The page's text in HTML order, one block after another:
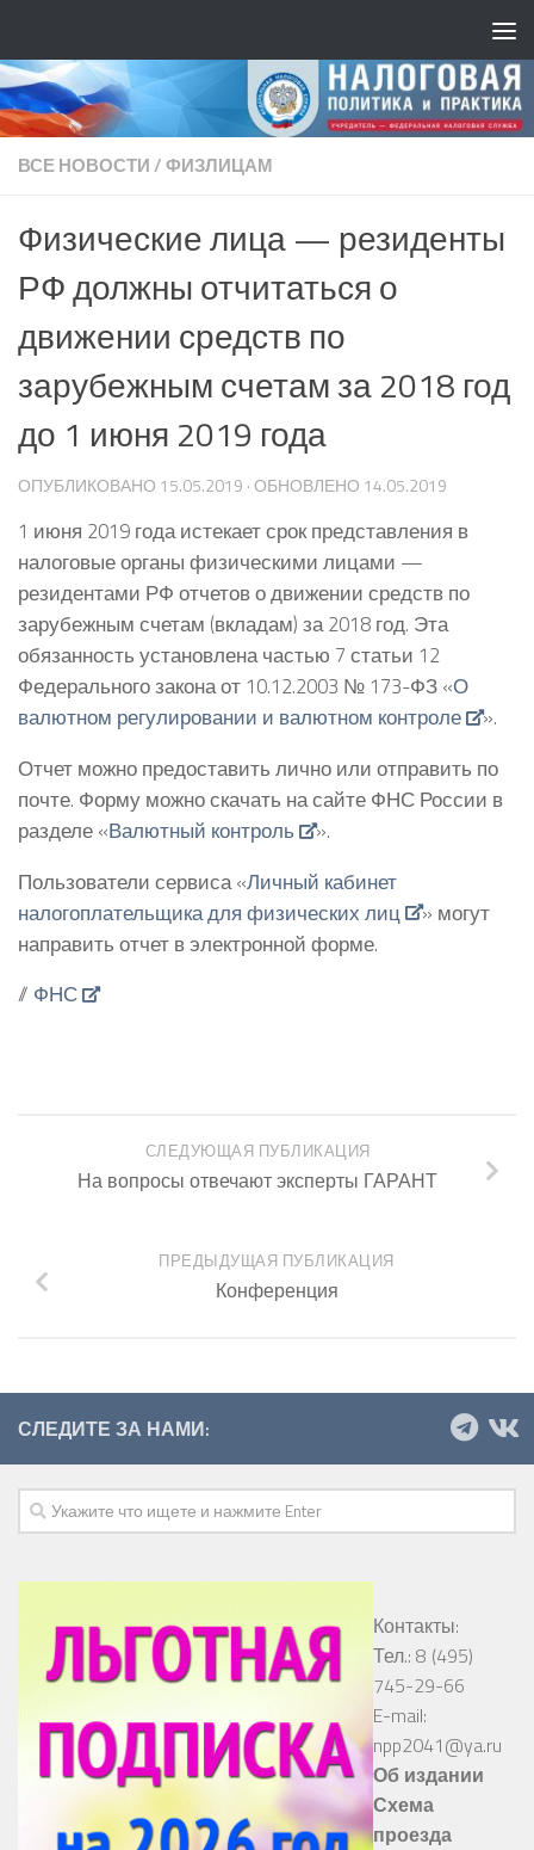
ВСЕ НОВОСТИ/ФИЗЛИЦАМ
Физические лица — резиденты
РФ должны отчитаться о
движении средств по
зарубежным счетам за 2018 год
до 1 июня 2019 года
ОПУБЛИКОВАНО 15.05.2019 · ОБНОВЛЕНО 14.05.2019
1 июня 2019 года истекает срок представления в
налоговые органы физическими лицами —
резидентами РФ отчетов о движении средств по
зарубежным счетам (вкладам) за 2018 год. Эта
обязанность установлена частью 7 статьи 12
Федерального закона от 10.12.2003 № 173-ФЗ «О
валютном регулировании и валютном контроле
».
Отчет можно предоставить лично или отправить по
почте. Форму можно скачать на сайте ФНС России в
разделе «Валютный контроль
».
Пользователи сервиса «Личный кабинет
налогоплательщика для физических лиц
» могут
направить отчет в электронной форме.
// ФНС
СЛЕДУЮЩАЯ ПУБЛИКАЦИЯ
На вопросы отвечают эксперты ГАРАНТ
ПРЕДЫДУЩАЯ ПУБЛИКАЦИЯ
Конференция
СЛЕДИТЕ ЗА НАМИ:
Контакты:
Тел.: 8 (495)
745-29-66
E-mail:
npp2041@ya.ru
Об издании
Схема
проезда